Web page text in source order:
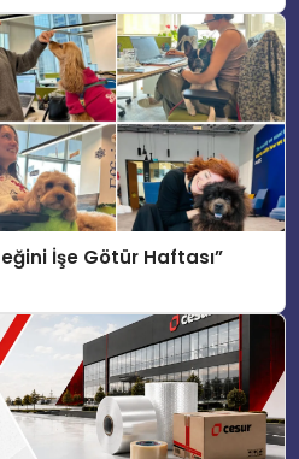
İşe Götür Haftası”